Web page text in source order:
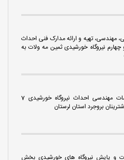
مهندسی، تهیه و ارائه مدارک فنی احداث
نیروگاه خورشیدی ثمین مه ولات به
مبادله قرارداد خدمات مهندسی احداث نیروگاه خورشیدی 7
بروجرد استان لرستان
و پایش نیروگاه های خورشیدی بخش